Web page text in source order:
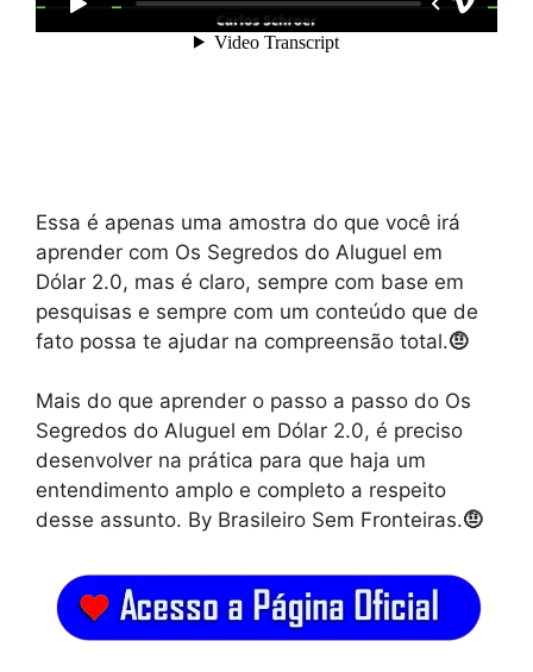
Essa é apenas uma amostra do que você irá
aprender com Os Segredos do Aluguel em
Dólar 2.0, mas é claro, sempre com base em
pesquisas e sempre com um conteúdo que de
fato possa te ajudar na compreensão total.🤨
Mais do que aprender o passo a passo do Os
Segredos do Aluguel em Dólar 2.0, é preciso
desenvolver na prática para que haja um
entendimento amplo e completo a respeito
desse assunto. By Brasileiro Sem Fronteiras.🤨